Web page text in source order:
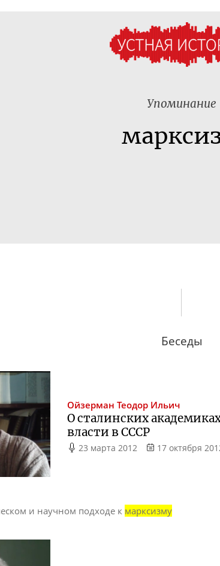
Упоминание
Беседы
Ойзерман Теодор Ильич
О сталинских
власти в СССР
23 марта 2012 17 октября
и научном подходе к марксизму